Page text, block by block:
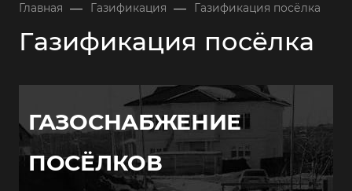
Главная — Газификация — Газификация посёлка
Газификация посёлка
ГАЗОСНАБЖЕНИЕ
ПОСЁЛКОВ